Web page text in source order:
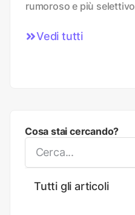
rumoroso e più selettivo
Vedi tutti
Cosa stai cercando?
Tutti gli articoli